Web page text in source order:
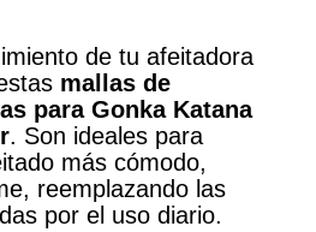
de tu afeitadora
mallas de
para Gonka Katana
. Son ideales para
más cómodo,
reemplazando las
por el uso diario.